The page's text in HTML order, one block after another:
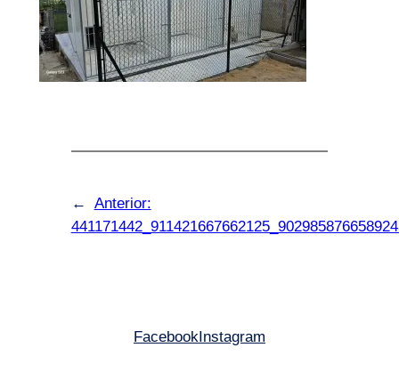
←
Anterior:
Facebook Instagram